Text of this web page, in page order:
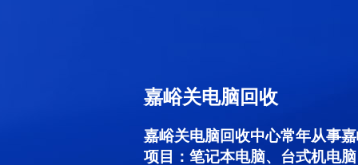
嘉峪关电脑回收
嘉峪关电脑回收中心常年从事
项目：笔记本电脑、台式机电